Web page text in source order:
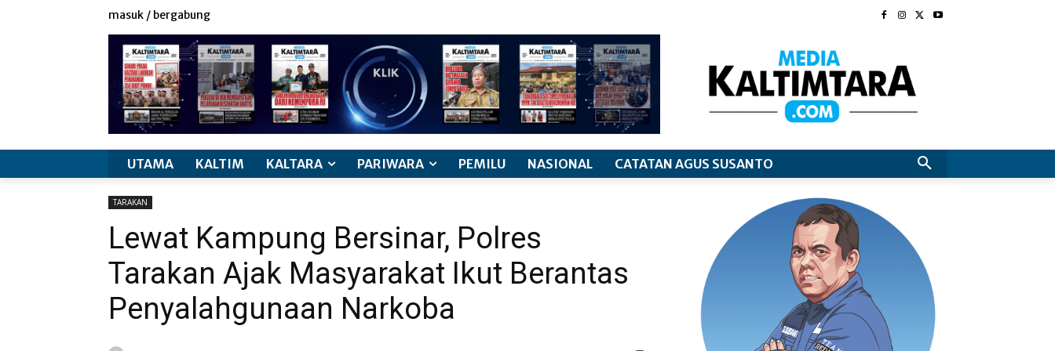
masuk / bergabung
UTAMA KALTIM KALTARA PARIWARA PEMILU NASIONAL CATATAN AGUS SUSANTO
TARAKAN
Lewat Kampung Bersinar, Polres
Tarakan Ajak Masyarakat Ikut Berantas
Penyalahgunaan Narkoba